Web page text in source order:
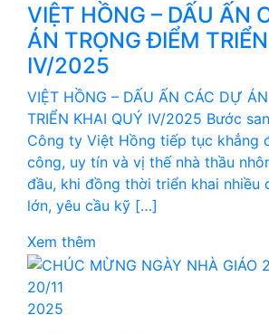
VIỆT HỒNG – DẤU ẤN
ÁN TRỌNG ĐIỂM
IV/2025
VIỆT HỒNG – DẤU ẤN CÁC DỰ
TRIỂN KHAI QUÝ IV/2025 Bước
Công ty Việt Hồng tiếp tục khẳng
công, uy tín và vị thế nhà thầu
đầu, khi đồng thời triển khai nhiều
lớn, yêu cầu kỹ […]
Xem thêm
20/11
2025